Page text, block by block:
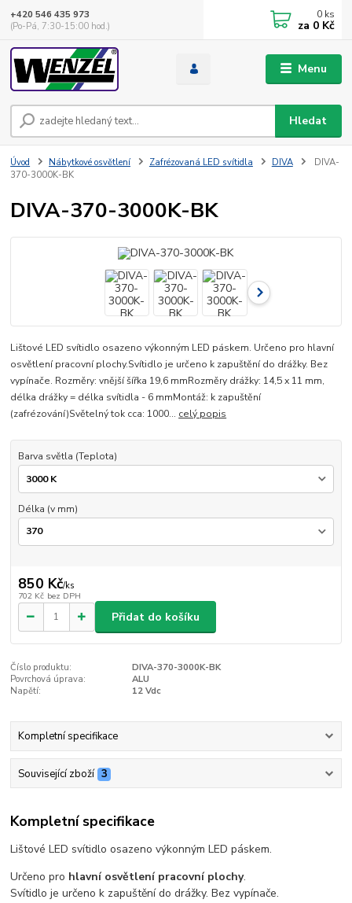
Menu
Hledat
+420 546 435 973
(Po-Pá, 7:30-15:00 hod.)
0 ks
za 0 Kč
Úvod Nábytkové osvětlení Zafrézovaná LED svítidla DIVA
DIVA-
370-3000K-BK
DIVA-370-3000K-BK
Lištové LED svítidlo osazeno výkonným LED páskem. Určeno pro hlavní
osvětlení pracovní plochy.Svítidlo je určeno k zapuštění do drážky. Bez
vypínače. Rozměry: vnější šířka 19,6 mmRozměry drážky: 14,5 x 11 mm,
délka drážky = délka svítidla - 6 mmMontáž: k zapuštění
(zafrézování)Světelný tok cca: 1000... celý popis
Barva světla (Teplota)
Délka (v mm)
850 Kč/ks
702 Kč bez DPH
Přidat do košíku
Číslo produktu:
DIVA-370-3000K-BK
Povrchová úprava:
ALU
Napětí:
12 Vdc
Kompletní specifikace
Související zboží 3
Kompletní specifikace
Lištové LED svítidlo osazeno výkonným LED páskem.
Určeno pro hlavní osvětlení pracovní plochy.
Svítidlo je určeno k zapuštění do drážky. Bez vypínače.